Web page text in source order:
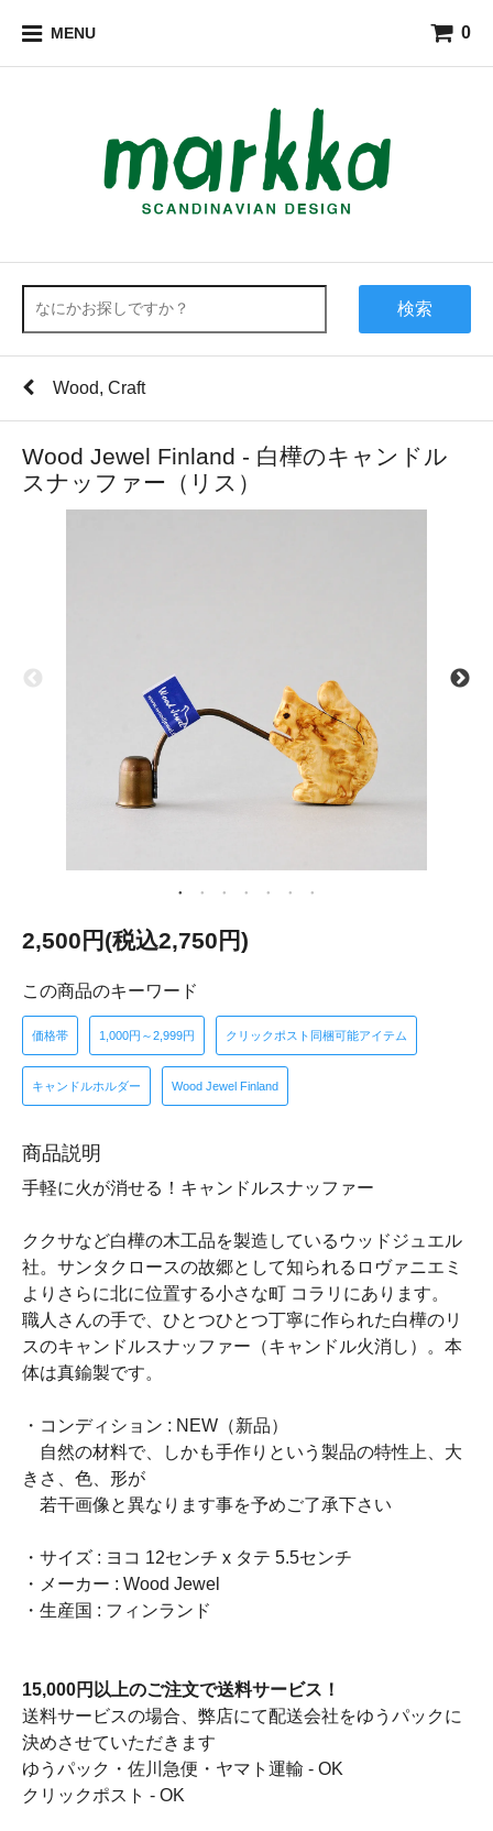
MENU 0
検索
Wood, Craft
Wood Jewel Finland - 白樺のキャンドル
スナッファー（リス）
2,500円(税込2,750円)
この商品のキーワード
価格帯 1,000円～2,999円 クリックポスト同梱可能アイテム
キャンドルホルダー Wood Jewel Finland
商品説明
手軽に火が消せる！キャンドルスナッファー
ククサなど白樺の木工品を製造しているウッドジュエル
社。サンタクロースの故郷として知られるロヴァニエミ
よりさらに北に位置する小さな町 コラリにあります。
職人さんの手で、ひとつひとつ丁寧に作られた白樺のリ
スのキャンドルスナッファー（キャンドル火消し）。本
体は真鍮製です。
・コンディション : NEW（新品）
自然の材料で、しかも手作りという製品の特性上、大
きさ、色、形が
若干画像と異なります事を予めご了承下さい
・サイズ : ヨコ 12センチ x タテ 5.5センチ
・メーカー : Wood Jewel
・生産国 : フィンランド
15,000円以上のご注文で送料サービス！
送料サービスの場合、弊店にて配送会社をゆうパックに
決めさせていただきます
ゆうパック・佐川急便・ヤマト運輸 - OK
クリックポスト - OK